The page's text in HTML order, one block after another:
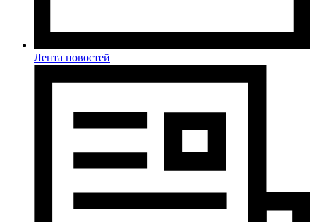
Лента новостей